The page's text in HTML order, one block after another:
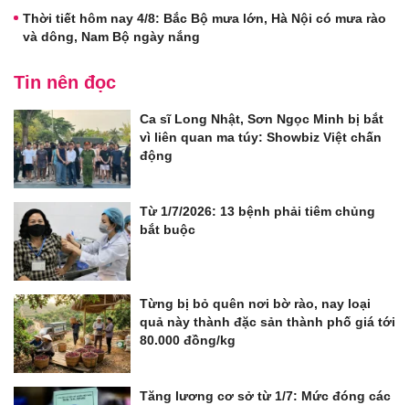
Thời tiết hôm nay 4/8: Bắc Bộ mưa lớn, Hà Nội có mưa rào
và dông, Nam Bộ ngày nắng
Tin nên đọc
Ca sĩ Long Nhật, Sơn Ngọc Minh bị bắt
vì liên quan ma túy: Showbiz Việt chấn
động
Từ 1/7/2026: 13 bệnh phải tiêm chủng
bắt buộc
Từng bị bỏ quên nơi bờ rào, nay loại
quả này thành đặc sản thành phố giá tới
80.000 đồng/kg
Tăng lương cơ sở từ 1/7: Mức đóng các